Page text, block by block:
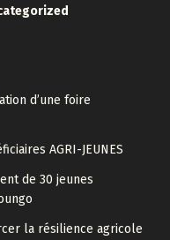
d’une foire
AGRI-JEUNES
de 30 jeunes
la résilience agricole